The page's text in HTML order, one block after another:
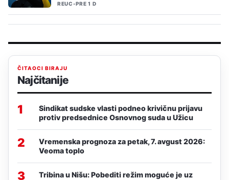
REUC•PRE 1 D
ČITAOCI BIRAJU
Najčitanije
1
Sindikat sudske vlasti podneo krivičnu prijavu
protiv predsednice Osnovnog suda u Užicu
2
Vremenska prognoza za petak, 7. avgust 2026:
Veoma toplo
3
Tribina u Nišu: Pobediti režim moguće je uz